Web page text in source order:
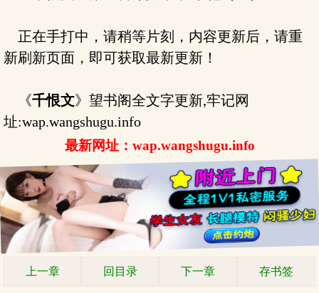
正在手打中，请稍等片刻，内容更新后，请重
新刷新页面，即可获取最新更新！
《千恨文》望书阁全文字更新,牢记网
址:wap.wangshugu.info
最新网址：wap.wangshugu.info
上一章 回目录 下一章 存书签